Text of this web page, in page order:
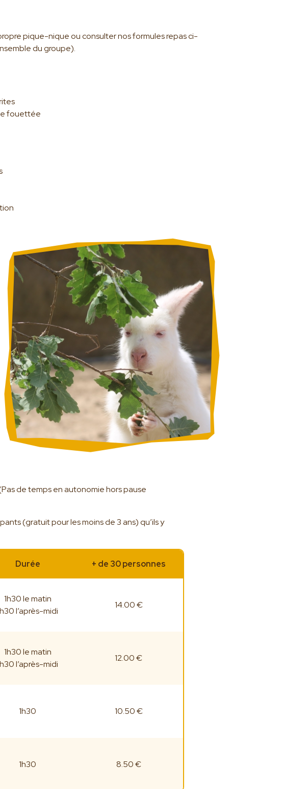
pique-nique ou consulter nos formules repas ci-
du groupe).
fouettée
de temps en autonomie hors pause
(gratuit pour les moins de 3 ans) qu’ils y
Durée + de 30 personnes
1h30 le matin
l’après-midi
14.00 €
1h30 le matin
l’après-midi
12.00 €
1h30 10.50 €
1h30 8.50 €
CE